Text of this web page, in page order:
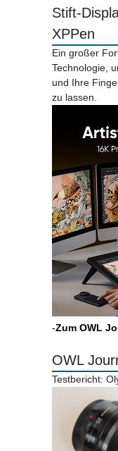
Stift-
XPPen
Ein großer
Technologie,
und Ihre
zu lassen.
-Zum OWL
OWL
Testbericht: